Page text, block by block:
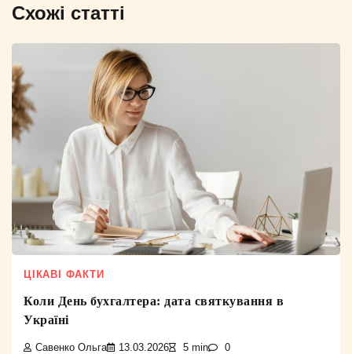
Схожі статті
ЦІКАВІ ФАКТИ
Коли День бухгалтера: дата святкування в
Україні
Савенко Ольга 13.03.2026 5 min 0